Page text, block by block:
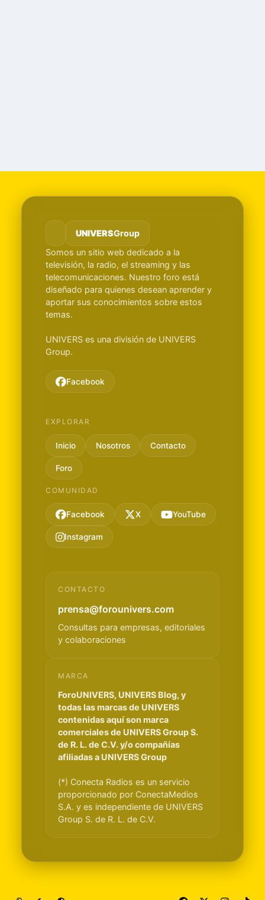
UNIVERSGroup
Somos un sitio web dedicado a la
televisión, la radio, el streaming y las
telecomunicaciones. Nuestro foro está
diseñado para quienes desean aprender y
aportar sus conocimientos sobre estos
temas.
UNIVERS es una división de UNIVERS
Group.
Facebook
EXPLORAR
Inicio Nosotros Contacto
Foro
COMUNIDAD
Facebook X YouTube
Instagram
CONTACTO
prensa@forounivers.com
Consultas para empresas, editoriales
y colaboraciones
MARCA
ForoUNIVERS, UNIVERS Blog, y
todas las marcas de UNIVERS
contenidas aquí son marca
comerciales de UNIVERS Group S.
de R. L. de C.V. y/o compañías
afiliadas a UNIVERS Group
(*) Conecta Radios es un servicio
proporcionado por ConectaMedios
S.A. y es independiente de UNIVERS
Group S. de R. L. de C.V.
Light ModeDark ModeSystem Preference